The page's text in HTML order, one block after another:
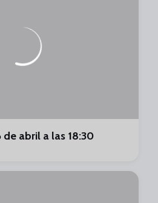
abril a las 18:30